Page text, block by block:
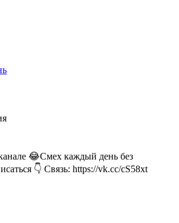
😂Смех каждый день без
👇 Связь: https://vk.cc/cS58xt